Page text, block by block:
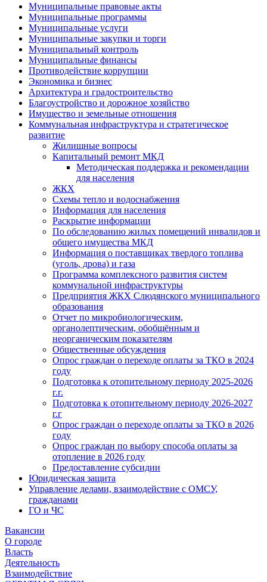
Муниципальные правовые акты
Муниципальные программы
Муниципальные услуги
Муниципальные закупки и торги
Муниципальный контроль
Муниципальные финансы
Противодействие коррупции
Экономика и бизнес
Архитектура и градостроительство
Благоустройство и дорожное хозяйство
Имущество и земельные отношения
Коммунальная инфраструктура и стратегическое
развитие
Жилищные вопросы
Капитальный ремонт МКД
Методическая поддержка и рекомендации
для населения
ЖКХ
Схемы тепло и водоснабжения
Информация для населения
Раскрытие информации
По обследованию жилых помещений инвалидов и
общего имущества МКД
Информация о поставщиках твердого топлива
(уголь, дрова) и газа
Программа комплексного развития систем
коммунальной инфраструктуры
Предприятия ЖКХ Слюдянского муниципального
образования
Отчет по микробиологическим,
органолептическим, обобщённым и
неорганическим показателям
Общественные обсуждения
Опрос граждан о переходе оплаты за ТКО в 2024
году
Подготовка к отопительному периоду 2025-2026
г.г.
Подготовка к отопительному периоду 2026-2027
г.г
Опрос граждан о переходе оплаты за ТКО в 2026
году
Опрос граждан по выбору способа оплаты за
отопление в 2026 году
Предоставление субсидии
Юридическая защита
Управление делами, взаимодействие с ОМСУ,
гражданами
ГО и ЧС
Вакансии
О городе
Власть
Деятельность
Взаимодействие